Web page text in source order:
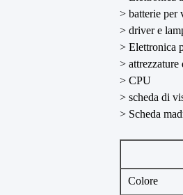
> batterie per
> driver e
> Elettronica
>
> CPU
> scheda di
> Scheda
Colore